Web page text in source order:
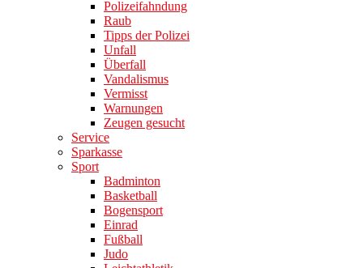
Polizeifahndung
Raub
Tipps der Polizei
Unfall
Überfall
Vandalismus
Vermisst
Warnungen
Zeugen gesucht
Service
Sparkasse
Sport
Badminton
Basketball
Bogensport
Einrad
Fußball
Judo